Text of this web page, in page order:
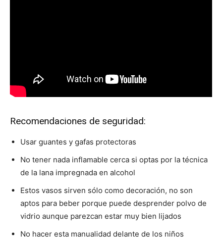
Recomendaciones de seguridad:
Usar guantes y gafas protectoras
No tener nada inflamable cerca si optas por la técnica
de la lana impregnada en alcohol
Estos vasos sirven sólo como decoración, no son
aptos para beber porque puede desprender polvo de
vidrio aunque parezcan estar muy bien lijados
No hacer esta manualidad delante de los niños